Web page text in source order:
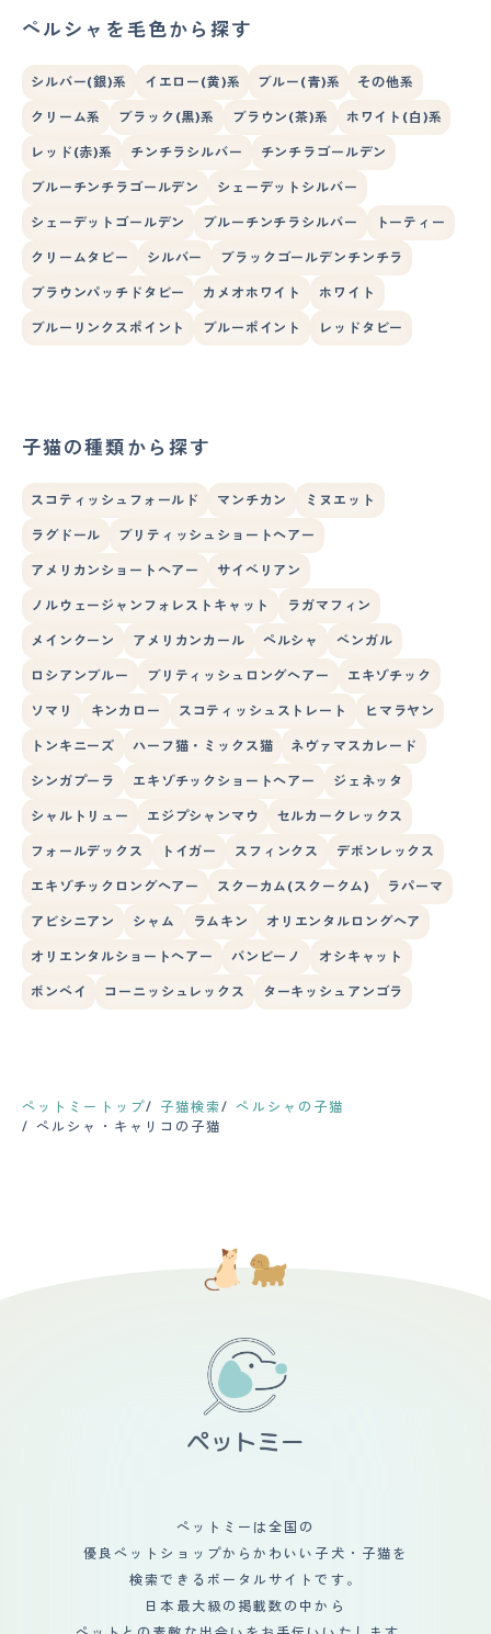
ペルシャを毛色から探す
シルバー(銀)系 イエロー(黄)系 ブルー(青)系 その他系
クリーム系 ブラック(黒)系 ブラウン(茶)系 ホワイト(白)系
レッド(赤)系 チンチラシルバー チンチラゴールデン
ブルーチンチラゴールデン シェーデットシルバー
シェーデットゴールデン ブルーチンチラシルバー トーティー
クリームタビー シルバー ブラックゴールデンチンチラ
ブラウンパッチドタビー カメオホワイト ホワイト
ブルーリンクスポイント ブルーポイント レッドタビー
子猫の種類から探す
スコティッシュフォールド マンチカン ミヌエット
ラグドール ブリティッシュショートヘアー
アメリカンショートヘアー サイベリアン
ノルウェージャンフォレストキャット ラガマフィン
メインクーン アメリカンカール ペルシャ ベンガル
ロシアンブルー ブリティッシュロングヘアー エキゾチック
ソマリ キンカロー スコティッシュストレート ヒマラヤン
トンキニーズ ハーフ猫・ミックス猫 ネヴァマスカレード
シンガプーラ エキゾチックショートヘアー ジェネッタ
シャルトリュー エジプシャンマウ セルカークレックス
フォールデックス トイガー スフィンクス デボンレックス
エキゾチックロングヘアー スクーカム(スクークム) ラパーマ
アビシニアン シャム ラムキン オリエンタルロングヘア
オリエンタルショートヘアー バンビーノ オシキャット
ボンベイ コーニッシュレックス ターキッシュアンゴラ
ペットミートップ 子猫検索
ペルシャの子猫
ペルシャ・キャリコの子猫
ペットミーは全国の
優良ペットショップからかわいい子犬・子猫を
検索できるポータルサイトです。
日本最大級の掲載数の中から